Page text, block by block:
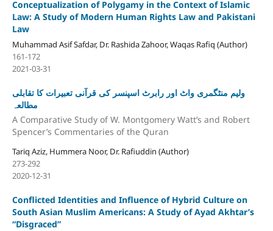
Conceptualization of Polygamy in the Context of Islamic
Law: A Study of Modern Human Rights Law and Pakistani
Law
Muhammad Asif Safdar, Dr. Rashida Zahoor, Waqas Rafiq (Author)
161-172
2021-03-31
ولیم منٹگمری واٹ اور رابرٹ اسپنسر کی قرآنی تعبیرات کا تقابلی
مطالعہ
A Comparative Study of W. Montgomery Watt’s and Robert
Spencer’s Commentaries of the Quran
Tariq Aziz, Hummera Noor, Dr. Rafiuddin (Author)
273-292
2020-12-31
Conflicted Identities and Influence of Hybrid Culture on
South Asian Muslim Americans: A Study of Ayad Akhtar’s
“Disgraced”